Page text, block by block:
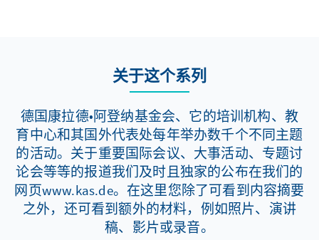
关于这个系列
德国康拉德•阿登纳基金会、它的培训机构、教
育中心和其国外代表处每年举办数千个不同主题
的活动。关于重要国际会议、大事活动、专题讨
论会等等的报道我们及时且独家的公布在我们的
网页www.kas.de。在这里您除了可看到内容摘要
之外，还可看到额外的材料，例如照片、演讲
稿、影片或录音。